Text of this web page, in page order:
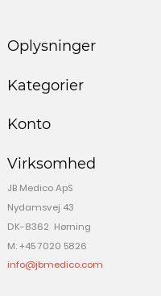
Oplysninger
Kategorier
Konto
Virksomhed
JB Medico ApS
Nydamsvej 43
DK-8362 Hørning
M: +45 7020 5826
info@jbmedico.com